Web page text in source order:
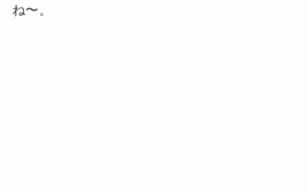
ね〜。